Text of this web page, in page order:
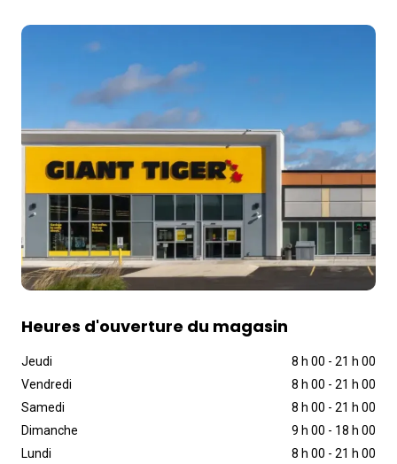
Heures d'ouverture du magasin
Jeudi 8 h 00 - 21 h 00
Vendredi
8 h 00 - 21 h 00
Samedi
8 h 00 - 21 h 00
Dimanche
9 h 00 - 18 h 00
Lundi
8 h 00 - 21 h 00